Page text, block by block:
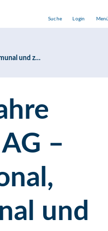
Suche Login
35 Jahre WEMAG – Regional, kommunal und zukunftsweisend
–
und